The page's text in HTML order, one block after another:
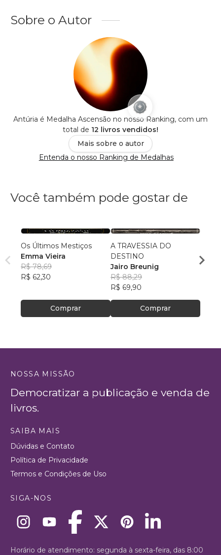
Sobre o Autor
Antúria é Medalha Ascensão no nosso Ranking, com um
total de 12 livros vendidos!
Mais sobre o autor
Entenda o nosso Ranking de Medalhas
Você também pode gostar de
Os Últimos Mestiços
Emma Vieira
R$ 78,69
R$ 62,30
Comprar
A TRAVESSIA DO
DESTINO
Jairo Breunig
R$ 88,29
R$ 69,90
Comprar
Silva
R$
NOSSA MISSÃO
Democratizar a publicação e venda de
livros.
SAIBA MAIS
Dúvidas e Contato
Política de Privacidade
Termos e Condições de Uso
SIGA-NOS
Horário de atendimento: segunda à sexta-feira, das 8:00